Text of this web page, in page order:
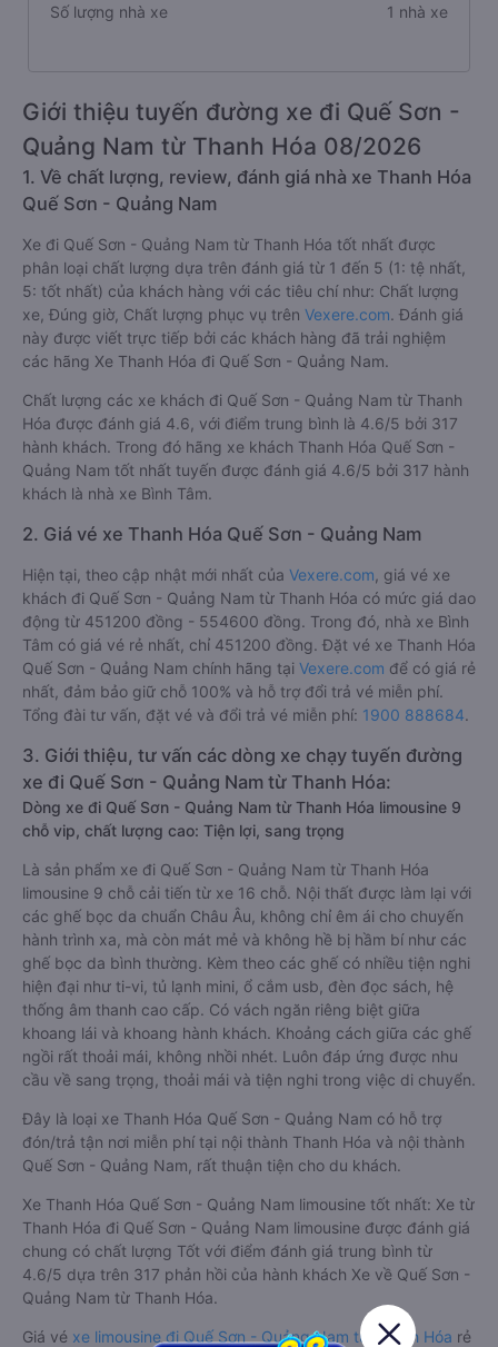
Số lượng nhà xe 1 nhà xe
Giới thiệu tuyến đường xe đi Quế Sơn -
Quảng Nam từ Thanh Hóa 08/2026
1. Về chất lượng, review, đánh giá nhà xe Thanh Hóa
Quế Sơn - Quảng Nam
Xe đi Quế Sơn - Quảng Nam từ Thanh Hóa tốt nhất được
phân loại chất lượng dựa trên đánh giá từ 1 đến 5 (1: tệ nhất,
5: tốt nhất) của khách hàng với các tiêu chí như: Chất lượng
xe, Đúng giờ, Chất lượng phục vụ trên Vexere.com. Đánh giá
này được viết trực tiếp bởi các khách hàng đã trải nghiệm
các hãng Xe Thanh Hóa đi Quế Sơn - Quảng Nam.
Chất lượng các xe khách đi Quế Sơn - Quảng Nam từ Thanh
Hóa được đánh giá 4.6, với điểm trung bình là 4.6/5 bởi 317
hành khách. Trong đó hãng xe khách Thanh Hóa Quế Sơn -
Quảng Nam tốt nhất tuyến được đánh giá 4.6/5 bởi 317 hành
khách là nhà xe Bình Tâm.
2. Giá vé xe Thanh Hóa Quế Sơn - Quảng Nam
Hiện tại, theo cập nhật mới nhất của Vexere.com , giá vé xe
khách đi Quế Sơn - Quảng Nam từ Thanh Hóa có mức giá dao
động từ 451200 đồng - 554600 đồng. Trong đó, nhà xe Bình
Tâm có giá vé rẻ nhất, chỉ 451200 đồng. Đặt vé xe Thanh Hóa
Quế Sơn - Quảng Nam chính hãng tại Vexere.com để có giá rẻ
nhất, đảm bảo giữ chỗ 100% và hỗ trợ đổi trả vé miễn phí.
Tổng đài tư vấn, đặt vé và đổi trả vé miễn phí: 1900 888684.
3. Giới thiệu, tư vấn các dòng xe chạy tuyến đường
xe đi Quế Sơn - Quảng Nam từ Thanh Hóa:
Dòng xe đi Quế Sơn - Quảng Nam từ Thanh Hóa limousine 9
chỗ vip, chất lượng cao: Tiện lợi, sang trọng
Là sản phẩm xe đi Quế Sơn - Quảng Nam từ Thanh Hóa
limousine 9 chỗ cải tiến từ xe 16 chỗ. Nội thất được làm lại với
các ghế bọc da chuẩn Châu Âu, không chỉ êm ái cho chuyến
hành trình xa, mà còn mát mẻ và không hề bị hầm bí như các
ghế bọc da bình thường. Kèm theo các ghế có nhiều tiện nghi
hiện đại như ti-vi, tủ lạnh mini, ổ cắm usb, đèn đọc sách, hệ
thống âm thanh cao cấp. Có vách ngăn riêng biệt giữa
khoang lái và khoang hành khách. Khoảng cách giữa các ghế
ngồi rất thoải mái, không nhồi nhét. Luôn đáp ứng được nhu
cầu về sang trọng, thoải mái và tiện nghi trong việc di chuyển.
Đây là loại xe Thanh Hóa Quế Sơn - Quảng Nam có hỗ trợ
đón/trả tận nơi miễn phí tại nội thành Thanh Hóa và nội thành
Quế Sơn - Quảng Nam, rất thuận tiện cho du khách.
Xe Thanh Hóa Quế Sơn - Quảng Nam limousine tốt nhất: Xe từ
Thanh Hóa đi Quế Sơn - Quảng Nam limousine được đánh giá
chung có chất lượng Tốt với điểm đánh giá trung bình từ
4.6/5 dựa trên 317 phản hồi của hành khách Xe về Quế Sơn -
Quảng Nam từ Thanh Hóa.
Giá vé xe limousine đi Quế Sơn - Quảng Nam từ Thanh Hóa rẻ